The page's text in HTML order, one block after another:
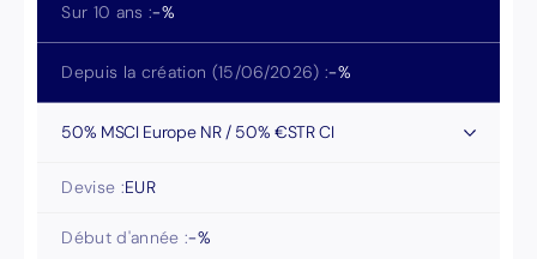
Sur 10 ans :-%
Depuis la création (15/06/2026) :-%
50% MSCI Europe NR / 50% €STR CI
Devise :EUR
Début d'année :-%